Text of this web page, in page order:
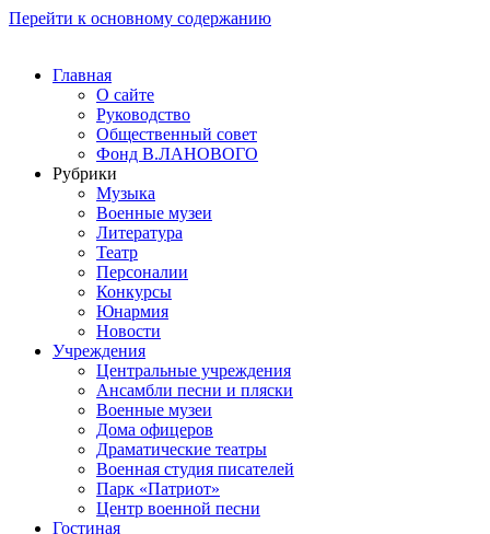
Перейти к основному содержанию
Главная
О сайте
Руководство
Общественный совет
Фонд В.ЛАНОВОГО
Рубрики
Музыка
Военные музеи
Литература
Театр
Персоналии
Конкурсы
Юнармия
Новости
Учреждения
Центральные учреждения
Ансамбли песни и пляски
Военные музеи
Дома офицеров
Драматические театры
Военная студия писателей
Парк «Патриот»
Центр военной песни
Гостиная